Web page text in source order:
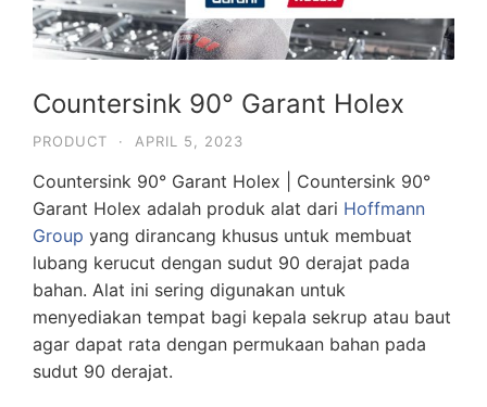
Countersink 90° Garant Holex
PRODUCT · APRIL 5, 2023
Countersink 90° Garant Holex | Countersink 90°
Garant Holex adalah produk alat dari Hoffmann
Group yang dirancang khusus untuk membuat
lubang kerucut dengan sudut 90 derajat pada
bahan. Alat ini sering digunakan untuk
menyediakan tempat bagi kepala sekrup atau baut
agar dapat rata dengan permukaan bahan pada
sudut 90 derajat.